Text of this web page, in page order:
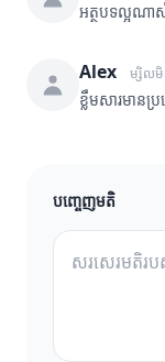
អត្ថបទល្អណា
Alex ម្សិល
ខ្លឹមសារមាន
បញ្ចេញមតិ